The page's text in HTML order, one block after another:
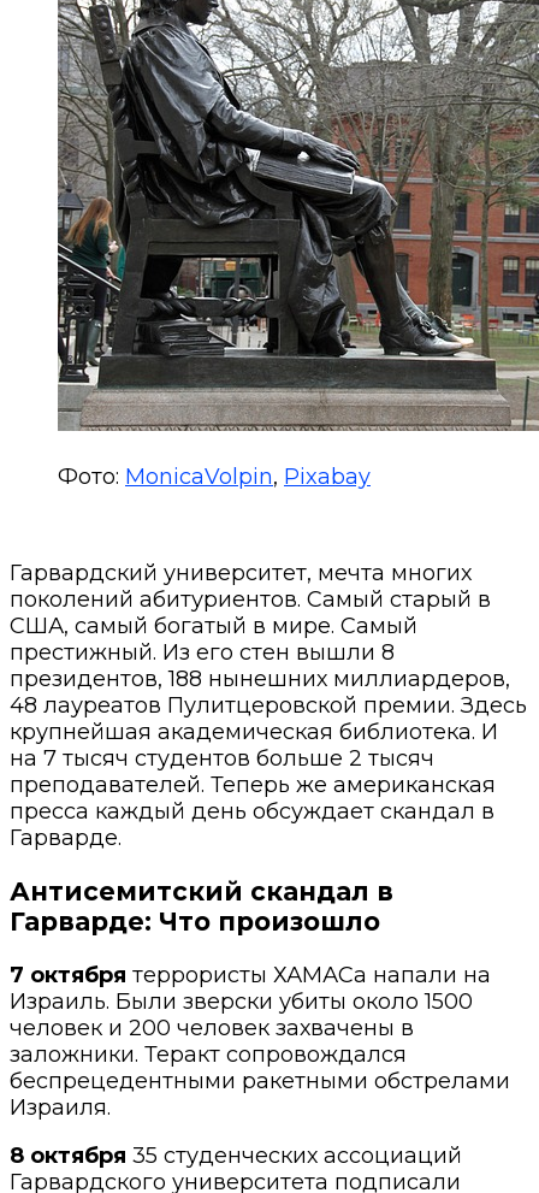
Фото: MonicaVolpin, Pixabay
Гарвардский университет, мечта многих
поколений абитуриентов. Самый старый в
США, самый богатый в мире. Самый
престижный. Из его стен вышли 8
президентов, 188 нынешних миллиардеров,
48 лауреатов Пулитцеровской премии. Здесь
крупнейшая академическая библиотека. И
на 7 тысяч студентов больше 2 тысяч
преподавателей. Теперь же американская
пресса каждый день обсуждает скандал в
Гарварде.
Антисемитский скандал в
Гарварде: Что произошло
7 октября террористы ХАМАСа напали на
Израиль. Были зверски убиты около 1500
человек и 200 человек захвачены в
заложники. Теракт сопровождался
беспрецедентными ракетными обстрелами
Израиля.
8 октября 35 студенческих ассоциаций
Гарвардского университета подписали